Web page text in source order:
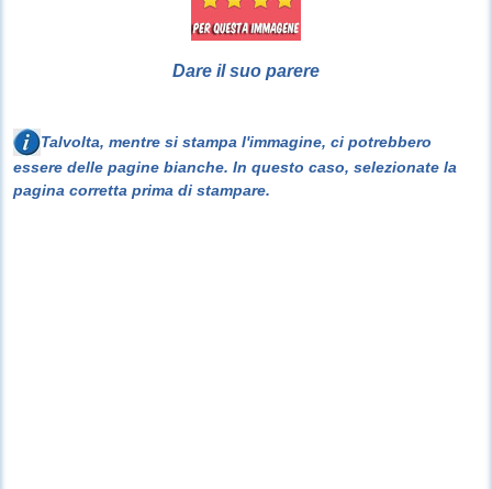
Dare il suo parere
Talvolta, mentre si stampa l'immagine, ci potrebbero
essere delle pagine bianche. In questo caso, selezionate la
pagina corretta prima di stampare.